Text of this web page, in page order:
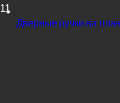
11
Дверные ручки на